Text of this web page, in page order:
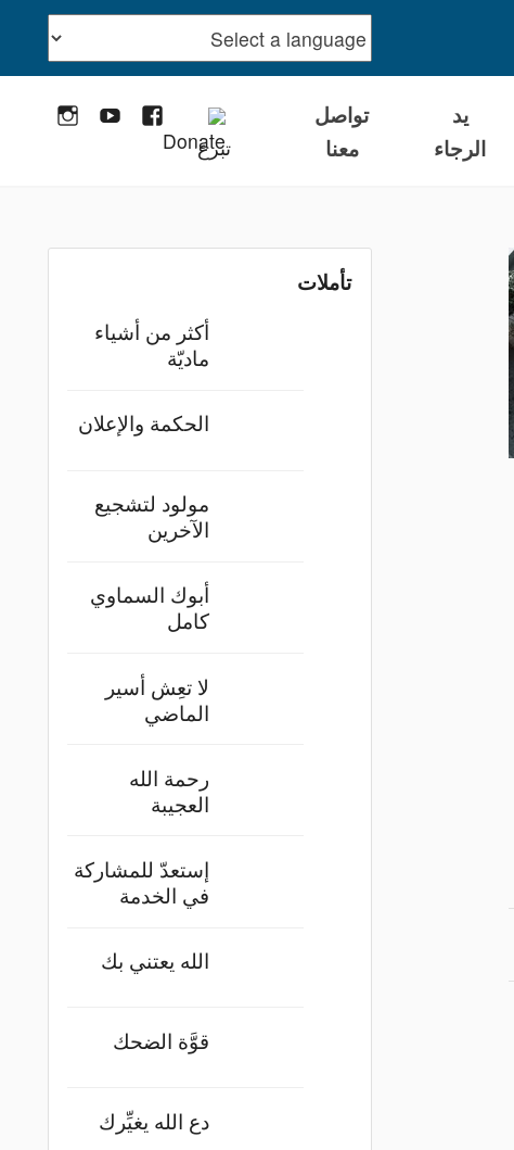
يد
الرجاء
تواصل
معنا
تبرع
Facebook
YouTube
تأملات
أكثر من أشياء
ماديّة
الحكمة والإعلان
مولود لتشجيع
الآخرين
أبوك السماوي
كامل
لا تعِش أسير
الماضي
رحمة الله
العجيبة
إستعدّ للمشاركة
في الخدمة
الله يعتني بك
قوَّة الضحك
دع الله يغيِّرك